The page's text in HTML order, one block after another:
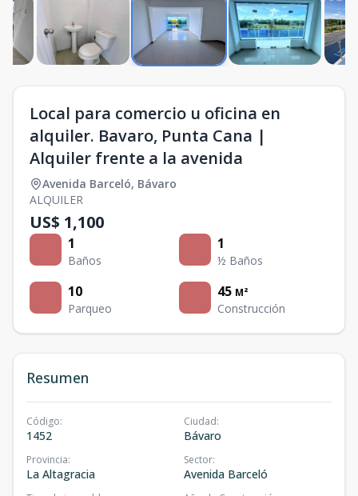
Local para comercio u oficina en
alquiler. Bavaro, Punta Cana |
Alquiler frente a la avenida
Avenida Barceló, Bávaro
ALQUILER
US$ 1,100
1
Baños
1
½ Baños
10
Parqueo
45 M²
Construcción
Resumen
Código:
1452
Ciudad:
Bávaro
Provincia:
La Altagracia
Sector:
Avenida Barceló